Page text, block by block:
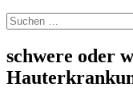
Suchen
nach:
schwere oder